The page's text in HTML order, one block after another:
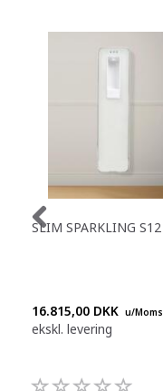
SLIM SPARKLING S12
16.815,00 DKK u/Moms
ekskl. levering